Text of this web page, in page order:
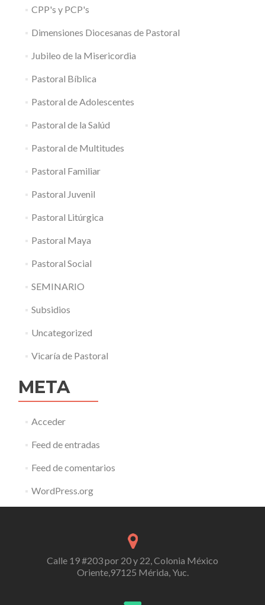
CPP's y PCP's
Dimensiones Diocesanas de Pastoral
Jubileo de la Misericordia
Pastoral Bíblica
Pastoral de Adolescentes
Pastoral de la Salúd
Pastoral de Multitudes
Pastoral Familiar
Pastoral Juvenil
Pastoral Litúrgica
Pastoral Maya
Pastoral Social
SEMINARIO
Subsidios
Uncategorized
Vicaría de Pastoral
META
Acceder
Feed de entradas
Feed de comentarios
WordPress.org
Calle 19 #203 por 20 y 22, Colonia México
Oriente,97125 Mérida, Yuc.